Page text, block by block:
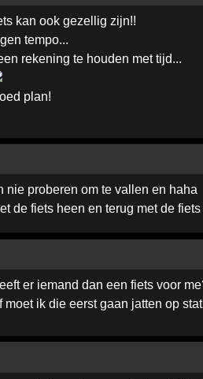
kan ook gezellig zijn!!
tempo...
rekening te houden met tijd...
plan!
nie proberen om te vallen en haha
de fiets heen en terug met de
er iemand dan een fiets voor
moet ik die eerst gaan jatten op